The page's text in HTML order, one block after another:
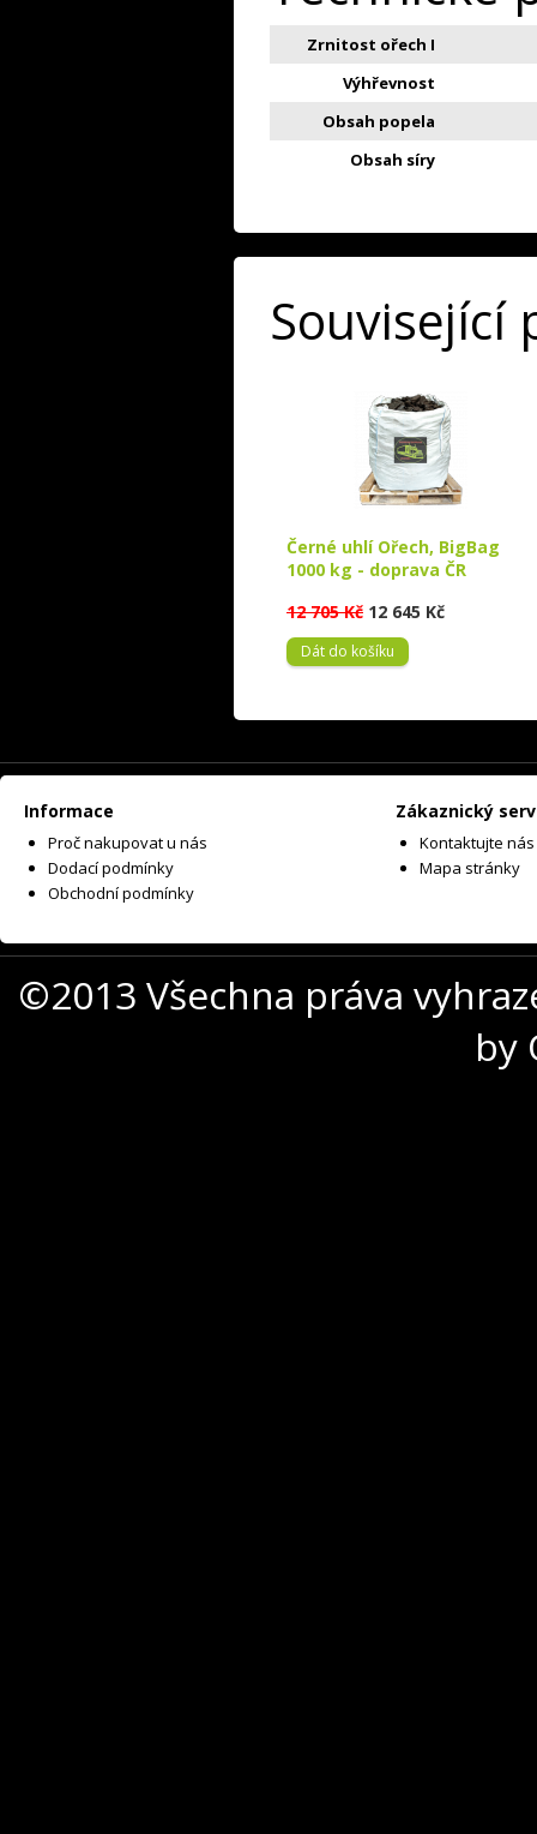
Zrnitost ořech I
Výhřevnost
Obsah popela
Obsah síry
Související
Černé uhlí Ořech, BigBag
1000 kg - doprava ČR
12 705 Kč 12 645 Kč
Dát do košíku
Informace
Proč nakupovat u nás
Dodací podmínky
Obchodní podmínky
Zákaznický
Kontaktujte nás
Mapa stránky
©2013 Všechna práva
by